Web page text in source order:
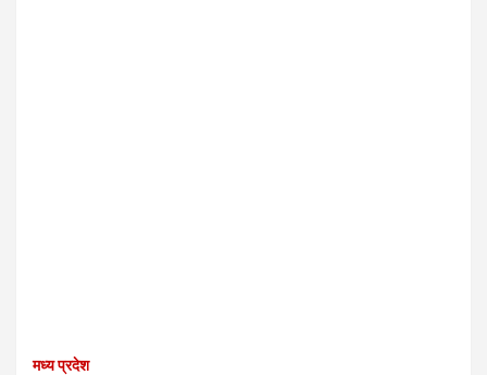
मध्य प्रदेश